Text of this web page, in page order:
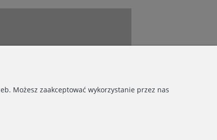
Możesz zaakceptować wykorzystanie przez nas